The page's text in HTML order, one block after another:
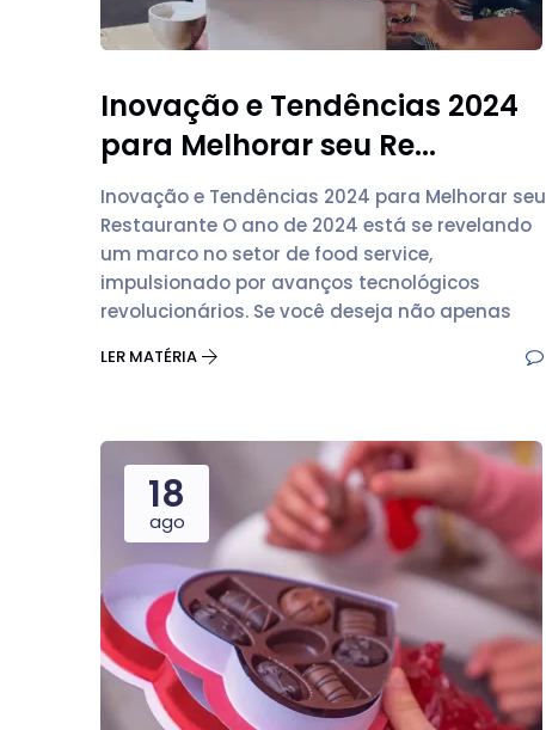
Inovação e Tendências 2024
para Melhorar seu Re...
Inovação e Tendências 2024 para Melhorar seu
Restaurante O ano de 2024 está se revelando
um marco no setor de food service,
impulsionado por avanços tecnológicos
revolucionários. Se você deseja não apenas
LER MATÉRIA
18
ago